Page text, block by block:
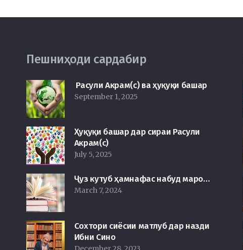
Пешниҳоди сардабир
Расули Акрам(с) ва ҳуқуқи башар
September 1, 2025
Ҳуқуқи башар дар сираи Расули
Акрам(с)
July 5, 2025
Ҷуз кутуб ҳамнафас набуд маро…
March 7, 2024
Сохтори сиёсии матлуб дар назди
Ибни Сино